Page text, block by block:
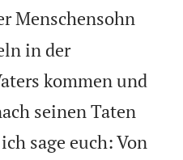
Menschensohn
in der
kommen und
seinen Taten
sage euch: Von